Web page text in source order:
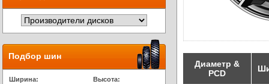
Подбор шин
Ширина: Высота:
Диаметр &
PCD